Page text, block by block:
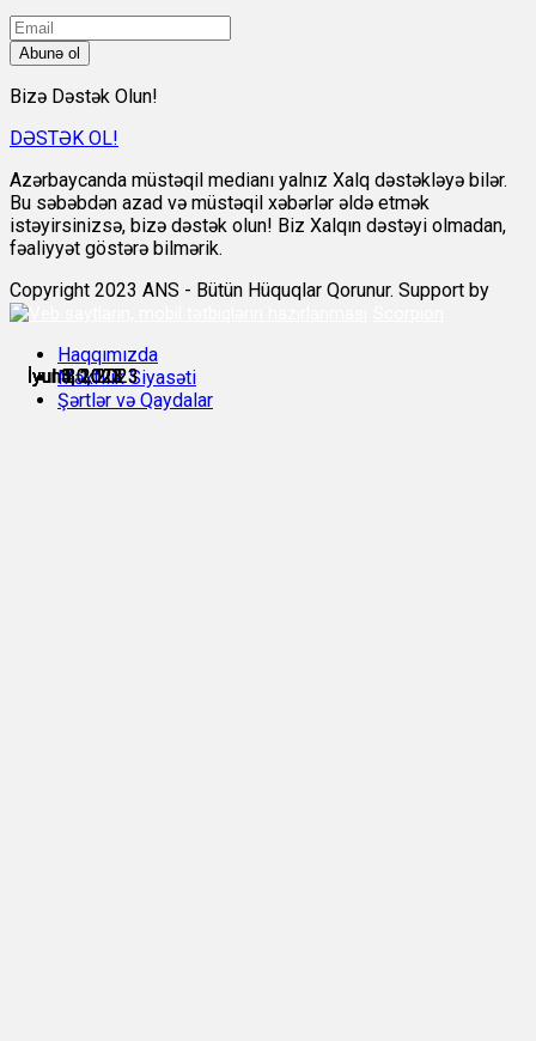
İyun 30, 2023
İyun 30, 2023
İyul 1, 2023
İyul 3, 2023
İyul 4, 2023
İyul 5, 2023
Abunə ol
Bizə Dəstək Olun!
DƏSTƏK OL!
Azərbaycanda müstəqil medianı yalnız Xalq dəstəkləyə bilər.
Bu səbəbdən azad və müstəqil xəbərlər əldə etmək
istəyirsinizsə, bizə dəstək olun! Biz Xalqın dəstəyi olmadan,
fəaliyyət göstərə bilmərik.
Copyright 2023 ANS - Bütün Hüquqlar Qorunur. Support by
Haqqımızda
Məxfilik Siyasəti
Şərtlər və Qaydalar